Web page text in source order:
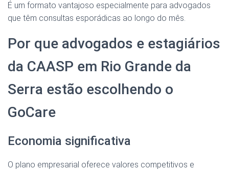
É um formato vantajoso especialmente para advogados
que têm consultas esporádicas ao longo do mês.
Por que advogados e estagiários
da CAASP em Rio Grande da
Serra estão escolhendo o
GoCare
Economia significativa
O plano empresarial oferece valores competitivos e